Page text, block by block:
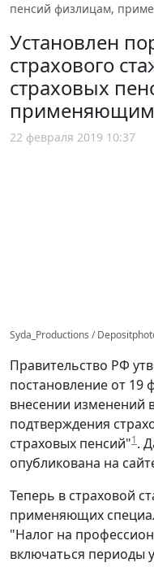
пенсий физлицам,
Установлен
страхового
страховых
22 февраля 2019 10:37
Syda_Productions /
Правительство РФ
постановление от 19
внесении изменений
подтверждения
страховых пенсий"1.
опубликована на
Теперь в страховой
применяющих
"Налог на
включаться периоды